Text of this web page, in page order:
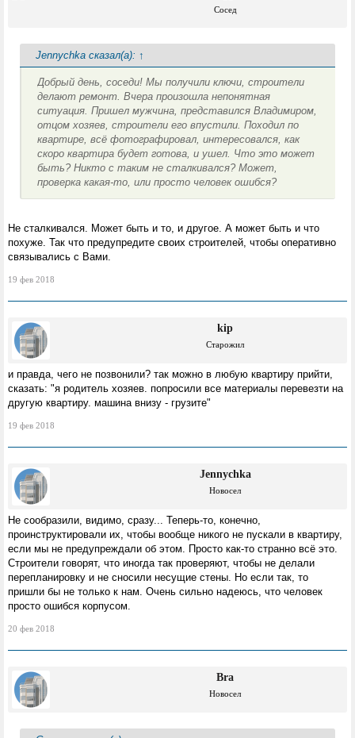
Сосед
Jennychka сказал(а): ↑
Добрый день, соседи! Мы получили ключи, строители
делают ремонт. Вчера произошла непонятная
ситуация. Пришел мужчина, представился Владимиром,
отцом хозяев, строители его впустили. Походил по
квартире, всё фотографировал, интересовался, как
скоро квартира будет готова, и ушел. Что это может
быть? Никто с таким не сталкивался? Может,
проверка какая-то, или просто человек ошибся?
Не сталкивался. Может быть и то, и другое. А может быть и что
похуже. Так что предупредите своих строителей, чтобы оперативно
связывались с Вами.
19 фев 2018
kip
Старожил
и правда, чего не позвонили? так можно в любую квартиру прийти,
сказать: "я родитель хозяев. попросили все материалы перевезти на
другую квартиру. машина внизу - грузите"
19 фев 2018
Jennychka
Новосел
Не сообразили, видимо, сразу... Теперь-то, конечно,
проинструктировали их, чтобы вообще никого не пускали в квартиру,
если мы не предупреждали об этом. Просто как-то странно всё это.
Строители говорят, что иногда так проверяют, чтобы не делали
перепланировку и не сносили несущие стены. Но если так, то
пришли бы не только к нам. Очень сильно надеюсь, что человек
просто ошибся корпусом.
20 фев 2018
Bra
Новосел